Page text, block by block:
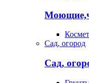
Сад, огород
Сад,